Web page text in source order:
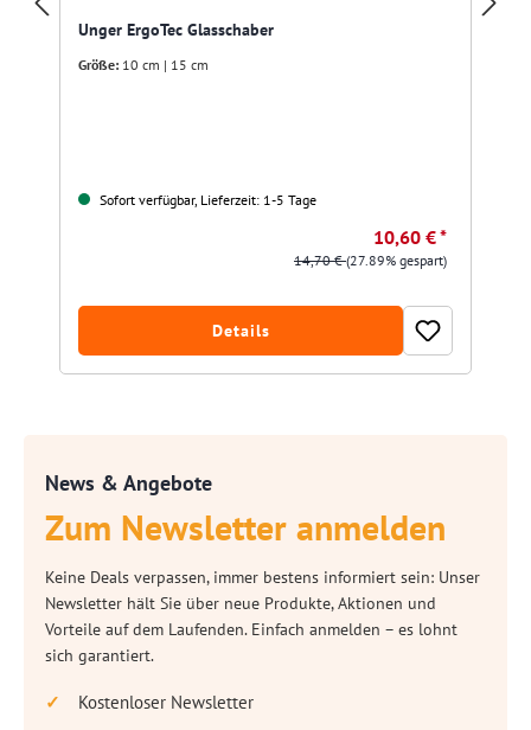
Unger ErgoTec Glasschaber
Größe: 10 cm | 15 cm
Sofort verfügbar, Lieferzeit: 1-5 Tage
10,60 € *
14,70 €(27.89% gespart)
Details
News & Angebote
Zum Newsletter anmelden
Keine Deals verpassen, immer bestens informiert sein: Unser
Newsletter hält Sie über neue Produkte, Aktionen und
Vorteile auf dem Laufenden. Einfach anmelden – es lohnt
sich garantiert.
Kostenloser Newsletter